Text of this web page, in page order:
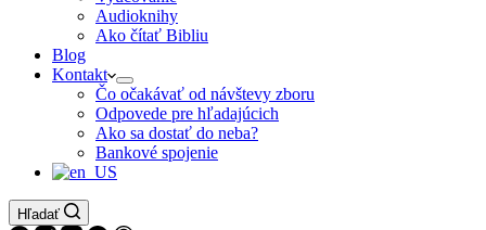
Audioknihy
Ako čítať Bibliu
Blog
Kontakt
Čo očakávať od návštevy zboru
Odpovede pre hľadajúcich
Ako sa dostať do neba?
Bankové spojenie
Hľadať